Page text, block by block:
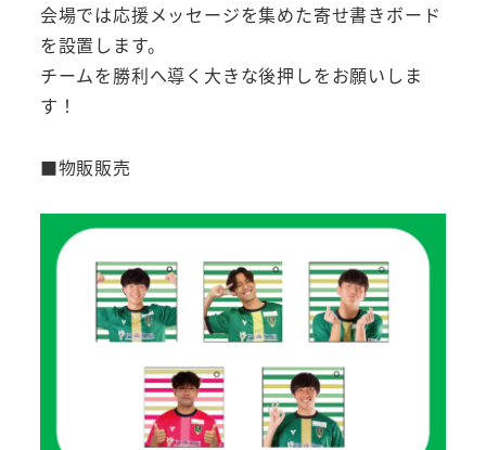
会場では応援メッセージを集めた寄せ書きボード
を設置します。
チームを勝利へ導く大きな後押しをお願いしま
す！
■物販販売